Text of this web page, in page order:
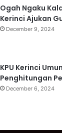
Ogah Ngaku
Kerinci Ajukan
December 9, 2024
KPU Kerinci
Penghitungan
December 6, 2024